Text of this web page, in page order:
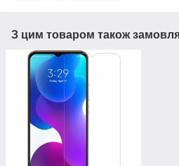
З цим товаром також